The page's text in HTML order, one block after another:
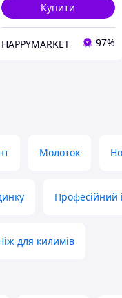
Купити
HAPPYMARKET 97%
Молоток
Професійний
для килимів